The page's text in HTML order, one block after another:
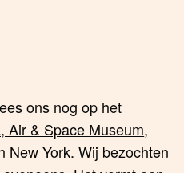
ons nog op het
Air & Space Museum,
New York. Wij bezochten